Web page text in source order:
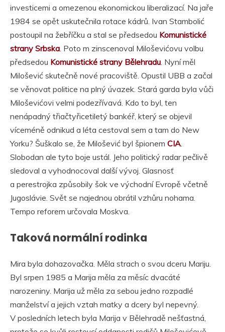
investicemi a omezenou ekonomickou liberalizací. Na jaře
1984 se opět uskutečnila rotace kádrů. Ivan Stambolić
postoupil na žebříčku a stal se předsedou Komunistické
strany Srbska. Poto m zinscenoval Miloševićovu volbu
předsedou Komunistické strany Bělehradu. Nyní měl
Milošević skutečně nové pracoviště. Opustil UBB a začal
se věnovat politice na plný úvazek. Stará garda byla vůči
Miloševićovi velmi podezřívavá. Kdo to byl, ten
nenápadný třiačtyřicetiletý bankéř, který se objevil
víceméně odnikud a léta cestoval sem a tam do New
Yorku? Šuškalo se, že Milošević byl špionem CIA.
Slobodan ale tyto boje ustál. Jeho politický radar pečlivě
sledoval a vyhodnocoval další vývoj. Glasnosť
a perestrojka způsobily šok ve východní Evropě včetně
Jugoslávie. Svět se najednou obrátil vzhůru nohama.
Tempo reforem určovala Moskva.
Taková normální rodinka
Mira byla dohazovačka. Měla strach o svou dceru Mariju.
Byl srpen 1985 a Marija měla za měsíc dvacáté
narozeniny. Marija už měla za sebou jedno rozpadlé
manželství a jejich vztah matky a dcery byl nepevný.
V posledních letech byla Marija v Bělehradě nešťastná,